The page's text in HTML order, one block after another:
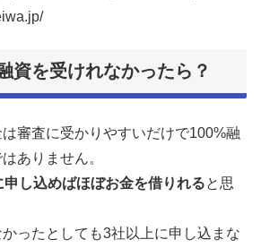
資を受けれなかったら？
は審査に受かりやすいだけで100%融
ありません。
申し込めばほぼお金を借りれると思
ったとしても3社以上に申し込まな